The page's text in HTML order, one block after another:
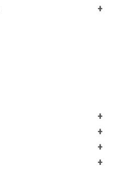
+
+
+
+
+